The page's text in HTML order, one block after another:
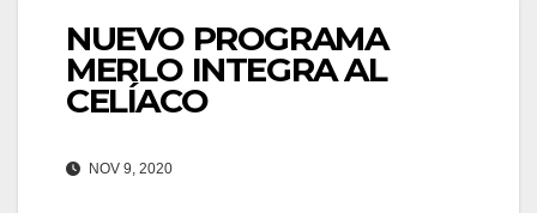
NUEVO PROGRAMA
MERLO INTEGRA AL
CELÍACO
NOV 9, 2020